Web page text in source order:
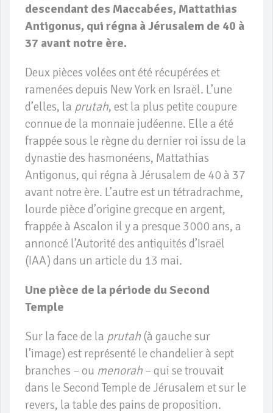
descendant des Maccabées, Mattathias
Antigonus, qui régna à Jérusalem de 40 à
37 avant notre ère.
Deux pièces volées ont été récupérées et
ramenées depuis New York en Israël. L’une
d’elles, la prutah, est la plus petite coupure
connue de la monnaie judéenne. Elle a été
frappée sous le règne du dernier roi issu de la
dynastie des hasmonéens, Mattathias
Antigonus, qui régna à Jérusalem de 40 à 37
avant notre ère. L’autre est un tétradrachme,
lourde pièce d’origine grecque en argent,
frappée à Ascalon il y a presque 3000 ans, a
annoncé l’Autorité des antiquités d’Israël
(IAA) dans un article du 13 mai.
Une pièce de la période du Second
Temple
Sur la face de la prutah (à gauche sur
l’image) est représenté le chandelier à sept
branches – ou menorah – qui se trouvait
dans le Second Temple de Jérusalem et sur le
revers, la table des pains de proposition.